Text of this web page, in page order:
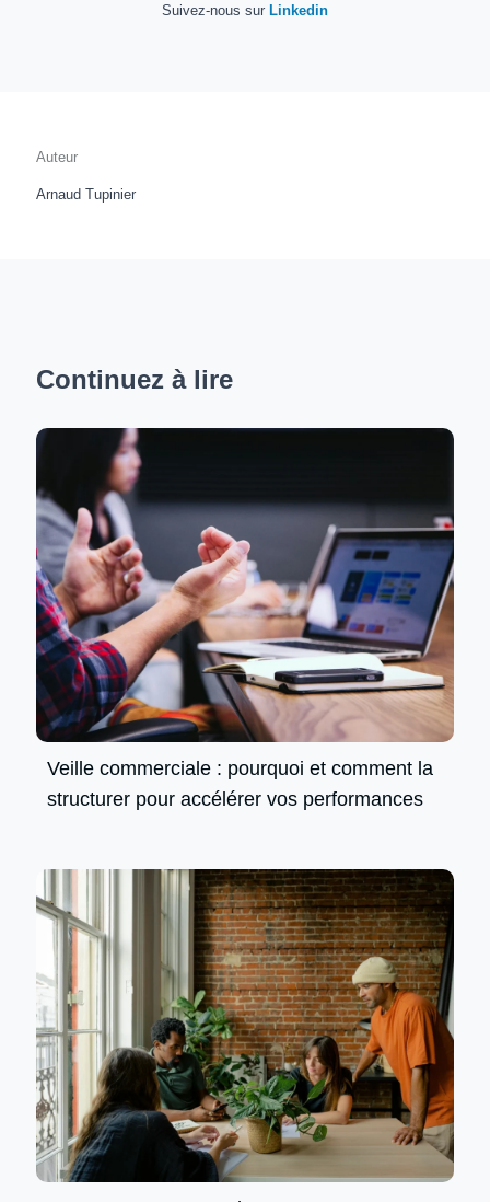
Suivez-nous sur Linkedin
Auteur
Arnaud Tupinier
Continuez à lire
Veille commerciale : pourquoi et comment la
structurer pour accélérer vos performances